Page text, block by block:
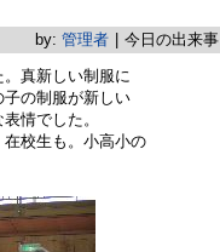
by: 管理者
今日の出来事
真新しい制服に
の制服が新しい
情でした。
校生も。小高小の